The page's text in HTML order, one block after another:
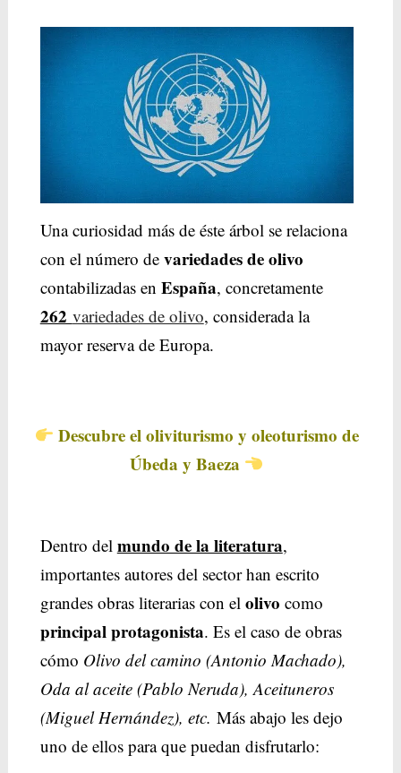
Una curiosidad más de éste árbol se relaciona
con el número de variedades de olivo
contabilizadas en España, concretamente
262 variedades de olivo, considerada la
mayor reserva de Europa.
Descubre el oliviturismo y oleoturismo de
Úbeda y Baeza
Dentro del mundo de la literatura,
importantes autores del sector han escrito
grandes obras literarias con el olivo como
principal protagonista. Es el caso de obras
cómo Olivo del camino (Antonio Machado),
Oda al aceite (Pablo Neruda), Aceituneros
(Miguel Hernández), etc. Más abajo les dejo
uno de ellos para que puedan disfrutarlo: